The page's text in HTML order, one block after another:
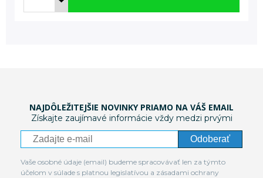
NAJDÔLEŽITEJŠIE NOVINKY PRIAMO NA VÁŠ EMAIL
Získajte zaujímavé informácie vždy medzi prvými
Odoberať
Vaše osobné údaje (email) budeme spracovávať len za týmto
účelom v súlade s platnou legislatívou a zásadami ochrany